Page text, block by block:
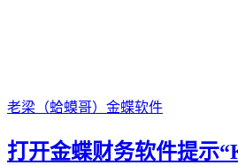
老梁（蛤蟆哥） 金蝶软件
打开金蝶财务软件提示